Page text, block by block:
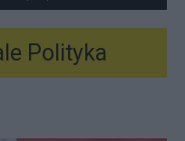
Polityka